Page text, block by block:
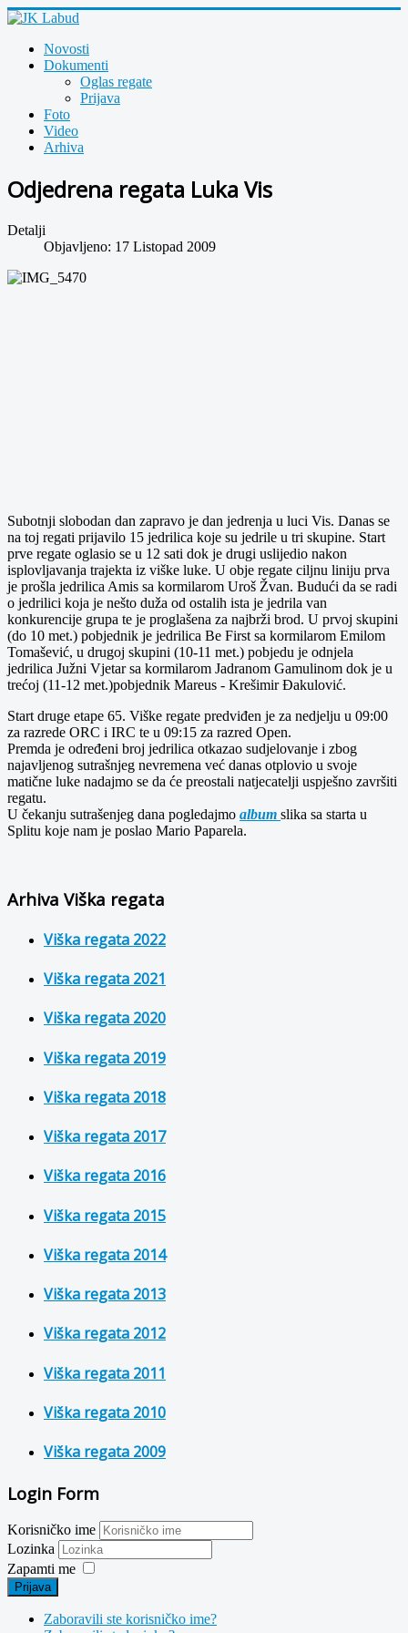
Novosti
Dokumenti
Oglas regate
Prijava
Foto
Video
Arhiva
Odjedrena regata Luka Vis
Detalji
Objavljeno: 17 Listopad 2009
Subotnji slobodan dan zapravo je dan jedrenja u luci Vis. Danas se
na toj regati prijavilo 15 jedrilica koje su jedrile u tri skupine. Start
prve regate oglasio se u 12 sati dok je drugi uslijedio nakon
isplovljavanja trajekta iz viške luke. U obje regate ciljnu liniju prva
je prošla jedrilica Amis sa kormilarom Uroš Žvan. Budući da se radi
o jedrilici koja je nešto duža od ostalih ista je jedrila van
konkurencije grupa te je proglašena za najbrži brod. U prvoj skupini
(do 10 met.) pobjednik je jedrilica Be First sa kormilarom Emilom
Tomašević, u drugoj skupini (10-11 met.) pobjedu je odnjela
jedrilica Južni Vjetar sa kormilarom Jadranom Gamulinom dok je u
trećoj (11-12 met.)pobjednik Mareus - Krešimir Đakulović.
Start druge etape 65. Viške regate predviđen je za nedjelju u 09:00
za razrede ORC i IRC te u 09:15 za razred Open.
Premda je određeni broj jedrilica otkazao sudjelovanje i zbog
najavljenog sutrašnjeg nevremena već danas otplovio u svoje
matične luke nadajmo se da će preostali natjecatelji uspješno završiti
regatu.
U čekanju sutrašenjeg dana pogledajmo album slika sa starta u
Splitu koje nam je poslao Mario Paparela.
Arhiva Viška regata
Viška regata 2022
Viška regata 2021
Viška regata 2020
Viška regata 2019
Viška regata 2018
Viška regata 2017
Viška regata 2016
Viška regata 2015
Viška regata 2014
Viška regata 2013
Viška regata 2012
Viška regata 2011
Viška regata 2010
Viška regata 2009
Login Form
Korisničko ime
Lozinka
Zapamti me
Prijava
Zaboravili ste korisničko ime?